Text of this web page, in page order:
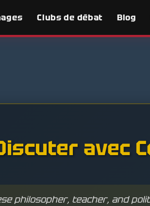
Clubs de débat Blog
avec
philosopher, teacher, and